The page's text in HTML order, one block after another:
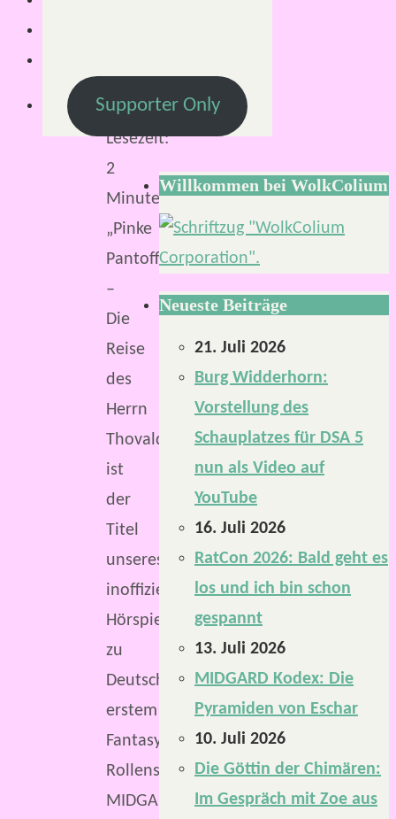
Lesezeit:
2
Minuten
„Pinke
Pantoffeln
–
Die
Reise
des
Herrn
Thovaldin“
ist
der
Titel
unseres
inoffiziellen
Hörspiels
zu
Deutschlands
erstem
Fantasy-
Rollenspiel,
MIDGARD.
Supporter Only
Willkommen bei WolkColium
Neueste Beiträge
21. Juli 2026
Burg Widderhorn:
Vorstellung des
Schauplatzes für DSA 5
nun als Video auf
YouTube
16. Juli 2026
RatCon 2026: Bald geht es
los und ich bin schon
gespannt
13. Juli 2026
MIDGARD Kodex: Die
Pyramiden von Eschar
10. Juli 2026
Die Göttin der Chimären:
Im Gespräch mit Zoe aus